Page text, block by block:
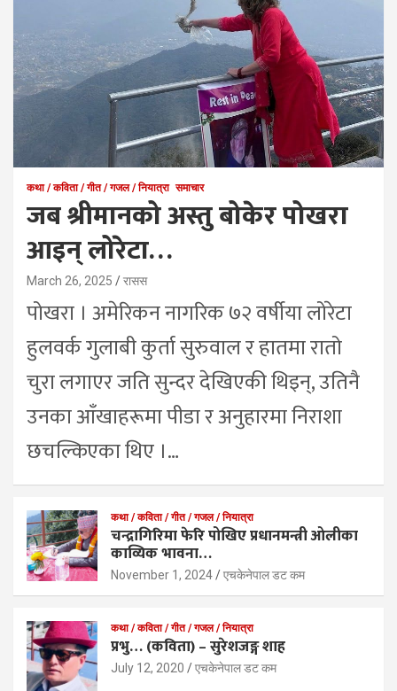
कथा / कविता / गीत / गजल / नियात्रा समाचार
जब श्रीमानको अस्तु बोकेर पोखरा
आइन् लोरेटा…
March 26, 2025 रासस
पोखरा । अमेरिकन नागरिक ७२ वर्षीया लोरेटा
हुलवर्क गुलाबी कुर्ता सुरुवाल र हातमा रातो
चुरा लगाएर जति सुन्दर देखिएकी थिइन्, उतिनै
उनका आँखाहरूमा पीडा र अनुहारमा निराशा
छचल्किएका थिए ।…
कथा / कविता / गीत / गजल / नियात्रा
चन्द्रागिरिमा फेरि पोखिए प्रधानमन्त्री ओलीका
काव्यिक भावना…
November 1, 2024 एचकेनेपाल डट कम
कथा / कविता / गीत / गजल / नियात्रा
प्रभु… (कविता) – सुरेशजङ्ग शाह
July 12, 2020 एचकेनेपाल डट कम